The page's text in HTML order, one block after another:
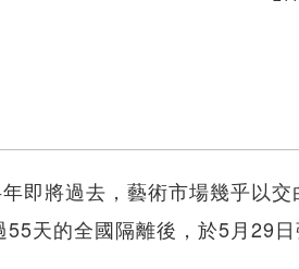
即將過去，藝術市場幾乎以交
天的全國隔離後，於5月29日